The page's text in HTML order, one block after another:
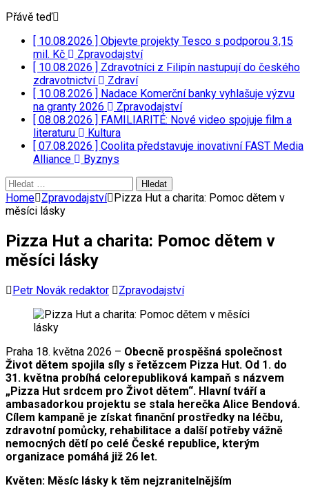
Přávě teď
[ 10.08.2026 ] Objevte projekty Tesco s podporou 3,15
mil. Kč
Zpravodajství
[ 10.08.2026 ] Zdravotníci z Filipín nastupují do českého
zdravotnictví
Zdraví
[ 10.08.2026 ] Nadace Komerční banky vyhlašuje výzvu
na granty 2026
Zpravodajství
[ 08.08.2026 ] FAMILIARITÉ: Nové video spojuje film a
literaturu
Kultura
[ 07.08.2026 ] Coolita představuje inovativní FAST Media
Alliance
Byznys
Vyhledávání
Home Zpravodajství Pizza Hut a charita: Pomoc dětem v
měsíci lásky
Pizza Hut a charita: Pomoc dětem v
měsíci lásky
Petr Novák redaktor Zpravodajství
Praha 18. května 2026 – Obecně prospěšná společnost
Život dětem spojila síly s řetězcem Pizza Hut. Od 1. do
31. května probíhá celorepubliková kampaň s názvem
„Pizza Hut srdcem pro Život dětem“. Hlavní tváří a
ambasadorkou projektu se stala herečka Alice Bendová.
Cílem kampaně je získat finanční prostředky na léčbu,
zdravotní pomůcky, rehabilitace a další potřeby vážně
nemocných dětí po celé České republice, kterým
organizace pomáhá již 26 let.
Květen: Měsíc lásky k těm nejzranitelnějším